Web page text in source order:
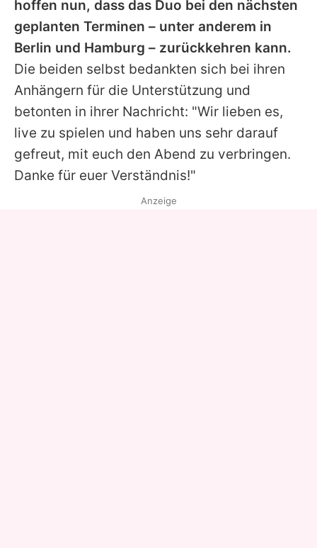
hoffen nun, dass das Duo bei den nächsten
geplanten Terminen – unter anderem in
Berlin und Hamburg – zurückkehren kann.
Die beiden selbst bedankten sich bei ihren
Anhängern für die Unterstützung und
betonten in ihrer Nachricht: "Wir lieben es,
live zu spielen und haben uns sehr darauf
gefreut, mit euch den Abend zu verbringen.
Danke für euer Verständnis!"
Anzeige